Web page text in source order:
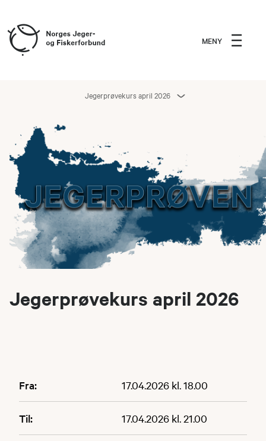
MENY
Jegerprøvekurs april 2026
Jegerprøvekurs april 2026
Fra: 17.04.2026 kl. 18.00
Til: 17.04.2026 kl. 21.00